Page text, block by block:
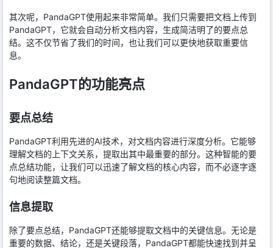
其次呢，PandaGPT使用起来非常简单。我们只需要把文档上传到
PandaGPT，它就会自动分析文档内容，生成简洁明了的要点总
结。这不仅节省了我们的时间，也让我们可以更快地获取重要信
息。
PandaGPT的功能亮点
要点总结
PandaGPT利用先进的AI技术，对文档内容进行深度分析。它能够
理解文档的上下文关系，提取出其中最重要的部分。这种智能的要
点总结功能，让我们可以迅速了解文档的核心内容，而不必逐字逐
句地阅读整篇文档。
信息提取
除了要点总结，PandaGPT还能够提取文档中的关键信息。无论是
重要的数据、结论，还是关键段落，PandaGPT都能快速找到并呈